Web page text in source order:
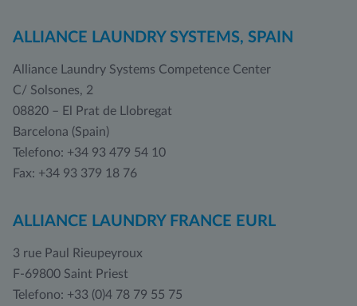
ALLIANCE LAUNDRY SYSTEMS, SPAIN
Alliance Laundry Systems Competence Center
C/ Solsones, 2
08820 – El Prat de Llobregat
Barcelona (Spain)
Telefono: +34 93 479 54 10
Fax: +34 93 379 18 76
ALLIANCE LAUNDRY FRANCE EURL
3 rue Paul Rieupeyroux
F-69800 Saint Priest
Telefono: +33 (0)4 78 79 55 75